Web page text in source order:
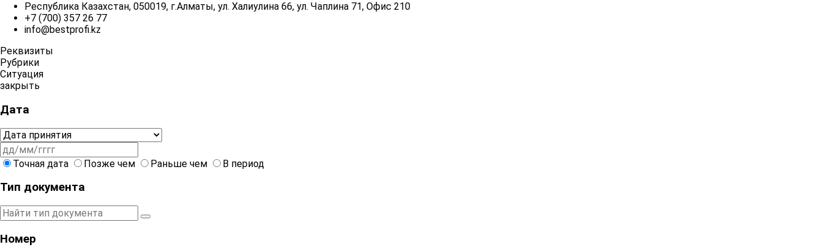
Республика Казахстан, 050019, г.Алматы, ул. Халиулина 66, ул. Чаплина 71, Офис 210
+7 (700) 357 26 77
info@bestprofi.kz
Реквизиты
Рубрики
Ситуация
закрыть
Дата
Точная дата Позже чем Раньше чем В период
Тип документа
Номер